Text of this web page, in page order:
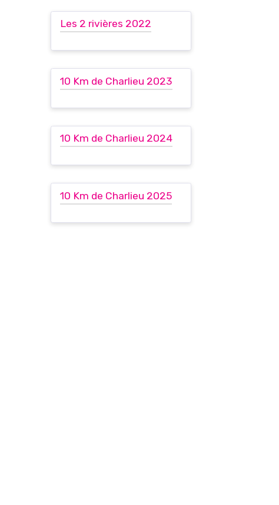
Les 2 rivières 2022
10 Km de Charlieu 2023
10 Km de Charlieu 2024
10 Km de Charlieu 2025